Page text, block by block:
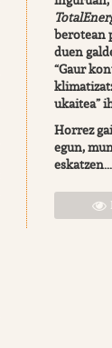
berotean
duen
“Gaur
ukaitea”
Horrez
egun,
eskatzen...